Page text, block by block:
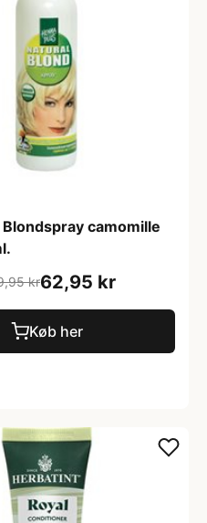
Blondspray camomille
kr62,95 kr
Køb her